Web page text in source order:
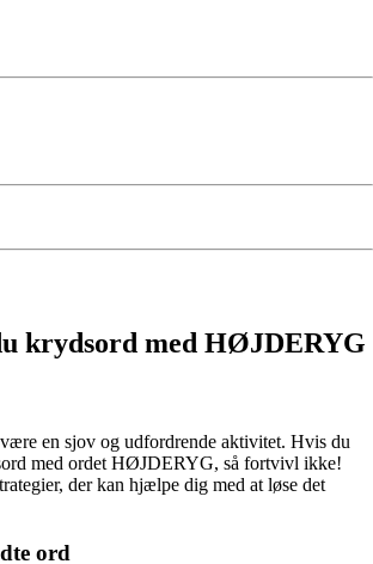
krydsord med HØJDERYG
en sjov og udfordrende aktivitet. Hvis du
med ordet HØJDERYG, så fortvivl ikke!
der kan hjælpe dig med at løse det
ord